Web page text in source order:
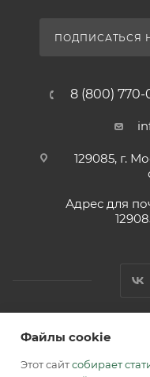
ПОДПИСАТЬСЯ
8 (800) 770-
129085, г.
Адрес для
2026 © Обращаем
информация,
Файлы cookie
Этот сайтсобирает